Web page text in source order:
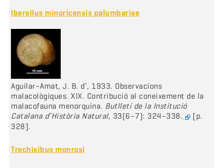
Iberellus minoricensis palumbariae
Aguilar–Amat, J. B. d’, 1933. Observacions
malacològiques. XIX. Contribució al coneixement de la
malacofauna menorquina. Butlletí de la Institució
Catalana d’Història Natural, 33(6–7): 324–338.
[p.
328].
Trechisibus monrosi